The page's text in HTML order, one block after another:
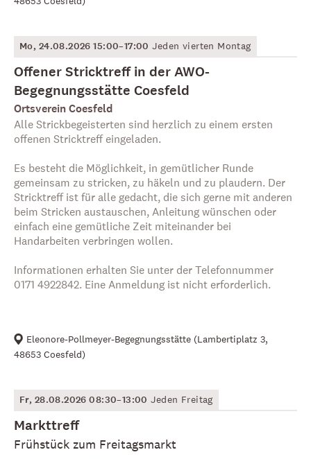
Mo, 24.08.2026 15:00–17:00 Jeden vierten Montag
Offener Stricktreff in der AWO-
Begegnungsstätte Coesfeld
Ortsverein Coesfeld
Alle Strickbegeisterten sind herzlich zu einem ersten
offenen Stricktreff eingeladen.
Es besteht die Möglichkeit, in gemütlicher Runde
gemeinsam zu stricken, zu häkeln und zu plaudern. Der
Stricktreff ist für alle gedacht, die sich gerne mit anderen
beim Stricken austauschen, Anleitung wünschen oder
einfach eine gemütliche Zeit miteinander bei
Handarbeiten verbringen wollen.
Informationen erhalten Sie unter der Telefonnummer
0171 4922842. Eine Anmeldung ist nicht erforderlich.
Eleonore-Pollmeyer-Begegnungsstätte (Lambertiplatz 3,
48653 Coesfeld)
Fr, 28.08.2026 08:30–13:00 Jeden Freitag
Markttreff
Frühstück zum Freitagsmarkt